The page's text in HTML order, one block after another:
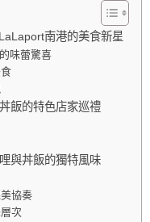
南港的美食新星
味蕾驚喜
飯的特色店家巡禮
與丼飯的獨特風味
協奏
次